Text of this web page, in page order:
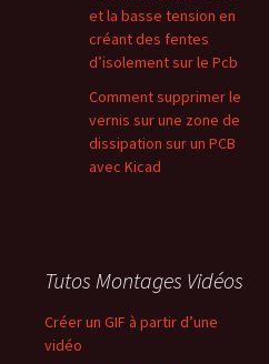
et la basse tension en
créant des fentes
d’isolement sur le Pcb
Comment supprimer le
vernis sur une zone de
dissipation sur un PCB
avec Kicad
Tutos Montages Vidéos
Créer un GIF à partir d’une
vidéo